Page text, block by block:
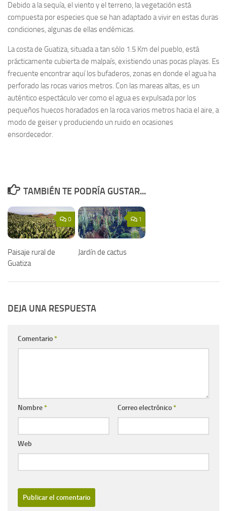
Debido a la sequía, el viento y el terreno, la vegetación está
compuesta por especies que se han adaptado a vivir en estas duras
condiciones, algunas de ellas endémicas.
La costa de Guatiza, situada a tan sólo 1.5 Km del pueblo, está
prácticamente cubierta de malpaís, existiendo unas pocas playas. Es
frecuente encontrar aquí los bufaderos, zonas en donde el agua ha
perforado las rocas varios metros. Con las mareas altas, es un
auténtico espectáculo ver como el agua es expulsada por los
pequeños huecos horadados en la roca varios metros hacia el aire, a
modo de geiser y produciendo un ruido en ocasiones
ensordecedor.
TAMBIÉN TE PODRÍA GUSTAR...
0
Paisaje rural de
Guatiza
1
Jardín de cactus
DEJA UNA RESPUESTA
Comentario*
Nombre* Correo electrónico*
Web